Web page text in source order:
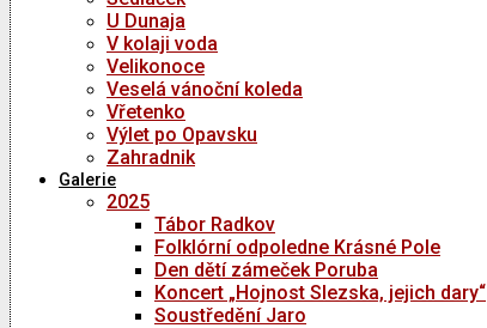
U Dunaja
V kolaji voda
Velikonoce
Veselá vánoční koleda
Vřetenko
Výlet po Opavsku
Zahradnik
Galerie
2025
Tábor Radkov
Folklórní odpoledne Krásné Pole
Den dětí zámeček Poruba
Koncert „Hojnost Slezska, jejich dary“
Soustředění Jaro